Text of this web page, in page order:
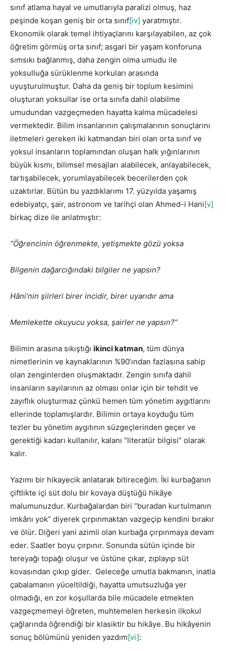
sınıf atlama hayal ve umutlarıyla paralizi olmuş, haz
peşinde koşan geniş bir orta sınıf[iv] yaratmıştır.
Ekonomik olarak temel ihtiyaçlarını karşılayabilen, az çok
öğretim görmüş orta sınıf; asgari bir yaşam konforuna
sımsıkı bağlanmış, daha zengin olma umudu ile
yoksulluğa sürüklenme korkuları arasında
uyuşturulmuştur. Daha da geniş bir toplum kesimini
oluşturan yoksullar ise orta sınıfa dahil olabilme
umudundan vazgeçmeden hayatta kalma mücadelesi
vermektedir. Bilim insanlarının çalışmalarının sonuçlarını
iletmeleri gereken iki katmandan biri olan orta sınıf ve
yoksul insanların toplamından oluşan halk yığınlarının
büyük kısmı, bilimsel mesajları alabilecek, anlayabilecek,
tartışabilecek, yorumlayabilecek becerilerden çok
uzaktırlar. Bütün bu yazdıklarımı 17. yüzyılda yaşamış
edebiyatçı, şair, astronom ve tarihçi olan Ahmed-i Hani[v]
birkaç dize ile anlatmıştır:
“Öğrencinin öğrenmekte, yetişmekte gözü yoksa
Bilgenin dağarcığındaki bilgiler ne yapsın?
Hâni’nin şiirleri birer incidir, birer uyarıdır ama
Memlekette okuyucu yoksa, şairler ne yapsın?”
Bilimin arasına sıkıştığı ikinci katman, tüm dünya
nimetlerinin ve kaynaklarının %90’ından fazlasına sahip
olan zenginlerden oluşmaktadır. Zengin sınıfa dahil
insanların sayılarının az olması onlar için bir tehdit ve
zayıflık oluşturmaz çünkü hemen tüm yönetim aygıtlarını
ellerinde toplamışlardır. Bilimin ortaya koyduğu tüm
tezler bu yönetim aygıtının süzgeçlerinden geçer ve
gerektiği kadarı kullanılır, kalanı “literatür bilgisi” olarak
kalır.
Yazımı bir hikayecik anlatarak bitireceğim. İki kurbağanın
çiftlikte içi süt dolu bir kovaya düştüğü hikâye
malumunuzdur. Kurbağalardan biri “buradan kurtulmanın
imkânı yok” diyerek çırpınmaktan vazgeçip kendini bırakır
ve ölür. Diğeri yani azimli olan kurbağa çırpınmaya devam
eder. Saatler boyu çırpınır. Sonunda sütün içinde bir
tereyağı topağı oluşur ve üstüne çıkar, zıplayıp süt
kovasından çıkıp gider. Geleceğe umutla bakmanın, inatla
çabalamanın yüceltildiği, hayatta umutsuzluğa yer
olmadığı, en zor koşullarda bile mücadele etmekten
vazgeçmemeyi öğreten, muhtemelen herkesin ilkokul
çağlarında öğrendiği bir klasiktir bu hikâye. Bu hikâyenin
sonuç bölümünü yeniden yazdım[vi]: